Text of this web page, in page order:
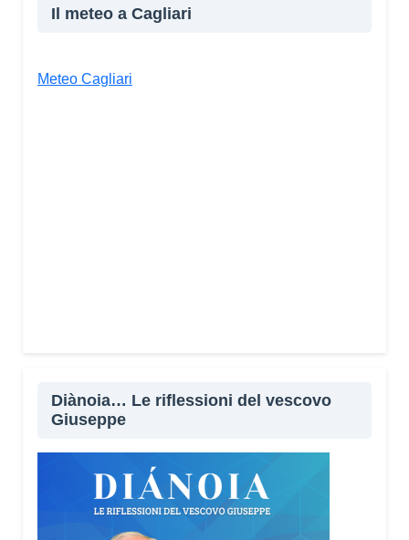
Il meteo a Cagliari
Meteo Cagliari
Diànoia… Le riflessioni del vescovo
Giuseppe